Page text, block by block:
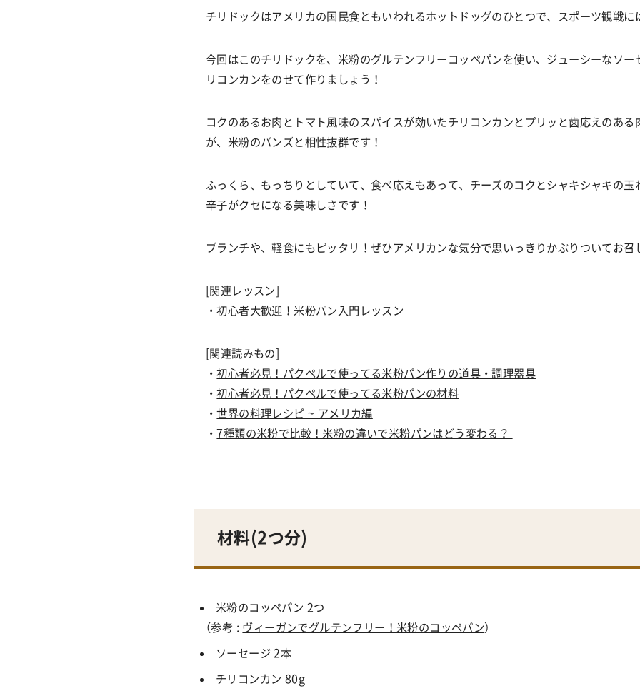
チリドックはアメリカの国民食ともいわれるホットドッグのひとつで、スポーツ観戦に
今回はこのチリドックを、米粉のグルテンフリーコッペパンを使い、ジューシーなソー
リコンカンをのせて作りましょう！
コクのあるお肉とトマト風味のスパイスが効いたチリコンカンとプリッと歯応えのある
が、米粉のバンズと相性抜群です！
ふっくら、もっちりとしていて、食べ応えもあって、チーズのコクとシャキシャキの玉
辛子がクセになる美味しさです！
ブランチや、軽食にもピッタリ！ぜひアメリカンな気分で思いっきりかぶりついてお召
[関連レッスン]
・初心者大歓迎！米粉パン入門レッスン
[関連読みもの]
・初心者必見！パクペルで使ってる米粉パン作りの道具・調理器具
・初心者必見！パクペルで使ってる米粉パンの材料
・世界の料理レシピ ~ アメリカ編
・7種類の米粉で比較！米粉の違いで米粉パンはどう変わる？
材料(2つ分)
米粉のコッペパン 2つ
（参考 : ヴィーガンでグルテンフリー！米粉のコッペパン）
ソーセージ 2本
チリコンカン 80g